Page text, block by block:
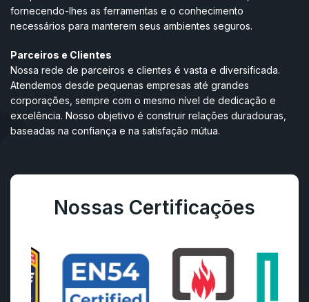
fornecendo-lhes as ferramentas e o conhecimento
necessários para manterem seus ambientes seguros.
Parceiros e Clientes
Nossa rede de parceiros e clientes é vasta e diversificada.
Atendemos desde pequenas empresas até grandes
corporações, sempre com o mesmo nível de dedicação e
excelência. Nosso objetivo é construir relações duradouras,
baseadas na confiança e na satisfação mútua.
Nossas Certificações